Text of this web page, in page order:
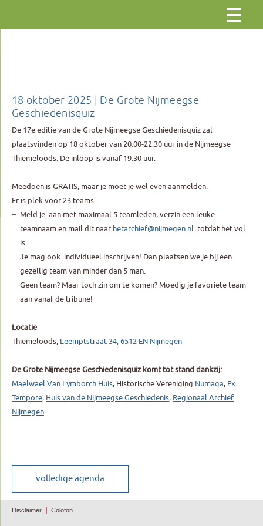
18 oktober 2025 | De Grote Nijmeegse
Geschiedenisquiz
De 17e editie van de Grote Nijmeegse Geschiedenisquiz zal
plaatsvinden op 18 oktober van 20.00-22.30 uur in de Nijmeegse
Thiemeloods. De inloop is vanaf 19.30 uur.
Meedoen is GRATIS, maar je moet je wel even aanmelden.
Er is plek voor 23 teams.
Meld je aan met maximaal 5 teamleden, verzin een leuke
teamnaam en mail dit naar hetarchief@nijmegen.nl totdat het vol
is.
Je mag ook individueel inschrijven! Dan plaatsen we je bij een
gezellig team van minder dan 5 man.
Geen team? Maar toch zin om te komen? Moedig je favoriete team
aan vanaf de tribune!
Locatie
Thiemeloods, Leemptstraat 34, 6512 EN Nijmegen
De Grote Nijmeegse Geschiedenisquiz komt tot stand dankzij:
Maelwael Van Lymborch Huis, Historische Vereniging Numaga, Ex
Tempore, Huis van de Nijmeegse Geschiedenis, Regionaal Archief
Nijmegen
Disclaimer Colofon